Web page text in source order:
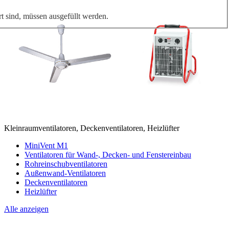
Kleinraumventilatoren, Deckenventilatoren, Heizlüfter
MiniVent M1
Ventilatoren für Wand-, Decken- und Fenstereinbau
Rohreinschubventilatoren
Außenwand-Ventilatoren
Deckenventilatoren
Heizlüfter
Alle anzeigen
sind, müssen ausgefüllt werden.